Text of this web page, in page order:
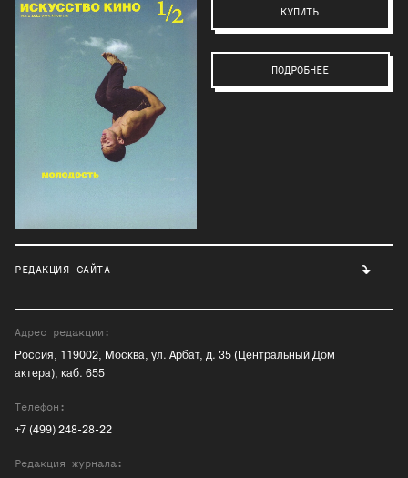
КУПИТЬ
ПОДРОБНЕЕ
РЕДАКЦИЯ САЙТА
Адрес редакции:
Россия, 119002, Москва, ул. Арбат, д. 35 (Центральный Дом
актера), каб. 655
Телефон:
+7 (499) 248-28-22
Редакция журнала: